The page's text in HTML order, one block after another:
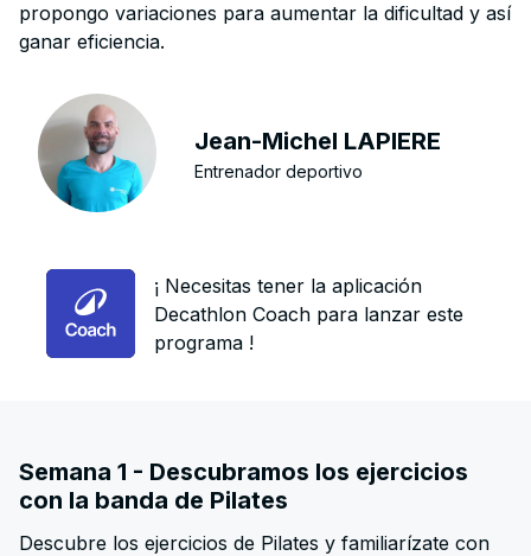
propongo variaciones para aumentar la dificultad y así
ganar eficiencia.
Jean-Michel LAPIERE
Entrenador deportivo
¡ Necesitas tener la aplicación
Decathlon Coach para lanzar este
programa !
Semana 1 - Descubramos los ejercicios
con la banda de Pilates
Descubre los ejercicios de Pilates y familiarízate con